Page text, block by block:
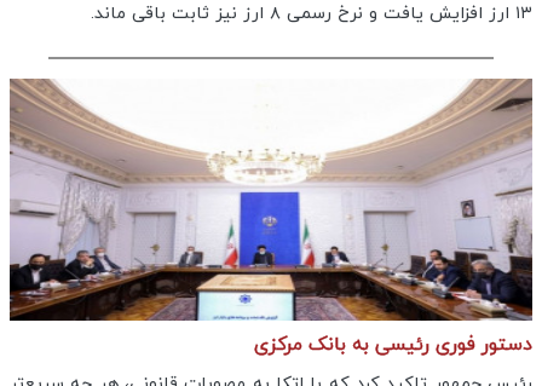
۱۳ ارز افزایش یافت و نرخ رسمی ۸ ارز نیز ثابت باقی ماند.
دستور فوری رئیسی به بانک مرکزی